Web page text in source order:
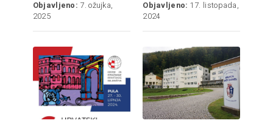
Objavljeno: 7. ožujka,
2025
Objavljeno: 17. listopada,
2024